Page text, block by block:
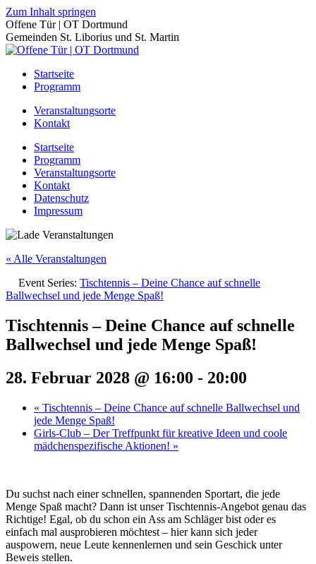
Zum Inhalt springen
Offene Tür | OT Dortmund
Gemeinden St. Liborius und St. Martin
Startseite
Programm
Veranstaltungsorte
Kontakt
Startseite
Programm
Veranstaltungsorte
Kontakt
Datenschutz
Impressum
« Alle Veranstaltungen
Event Series: Tischtennis – Deine Chance auf schnelle
Ballwechsel und jede Menge Spaß!
Tischtennis – Deine Chance auf schnelle
Ballwechsel und jede Menge Spaß!
28. Februar 2028 @ 16:00 - 20:00
« Tischtennis – Deine Chance auf schnelle Ballwechsel und
jede Menge Spaß!
Girls-Club – Der Treffpunkt für kreative Ideen und coole
mädchenspezifische Aktionen! »
Du suchst nach einer schnellen, spannenden Sportart, die jede
Menge Spaß macht? Dann ist unser Tischtennis-Angebot genau das
Richtige! Egal, ob du schon ein Ass am Schläger bist oder es
einfach mal ausprobieren möchtest – hier kann sich jeder
auspowern, neue Leute kennenlernen und sein Geschick unter
Beweis stellen.